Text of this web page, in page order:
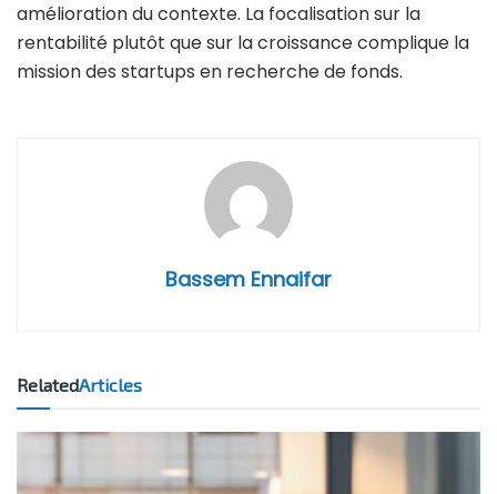
amélioration du contexte. La focalisation sur la
rentabilité plutôt que sur la croissance complique la
mission des startups en recherche de fonds.
Bassem Ennaifar
RelatedArticles